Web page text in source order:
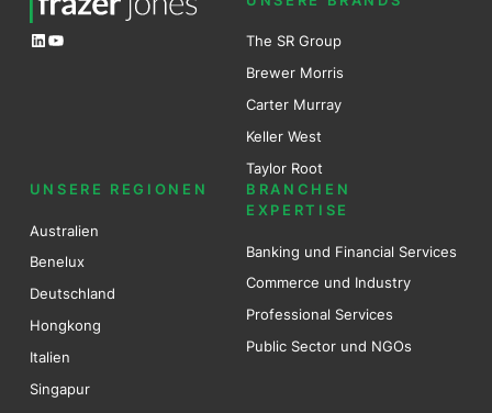
LinkedIn
YouTube
The SR Group
Brewer Morris
Carter Murray
Keller West
Taylor Root
UNSERE REGIONEN
Australien
Benelux
Deutschland
Hongkong
Italien
Singapur
BRANCHEN
EXPERTISE
Banking und Financial Services
Commerce und Industry
Professional Services
Public Sector und NGOs